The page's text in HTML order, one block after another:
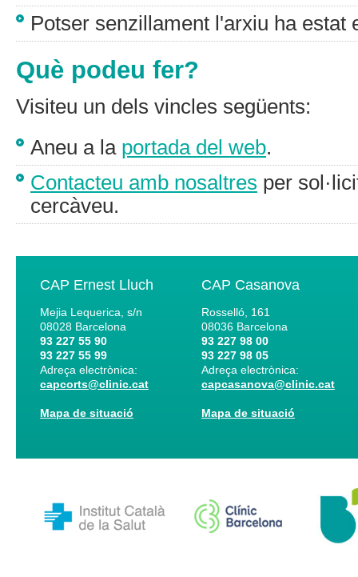
Potser senzillament l'arxiu ha estat
Què podeu fer?
Visiteu un dels vincles següents:
Aneu a la portada del web.
Contacteu amb nosaltres per
cercàveu.
CAP Ernest Lluch
Mejia Lequerica, s/n
08028 Barcelona
93 227 55 90
93 227 55 99
Adreça electrònica:
capcorts@clinic.cat
Mapa de situació
CAP Casanova
Rosselló, 161
08036 Barcelona
93 227 98 00
93 227 98 05
Adreça electrònica:
capcasanova@clinic.cat
Mapa de situació